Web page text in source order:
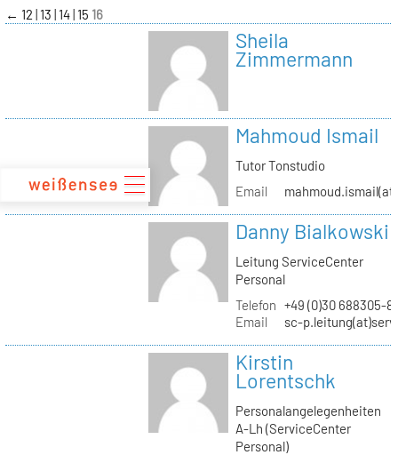
zum
Inhalt
← 12 13 14 15 16
Sheila
Zimmermann
Mahmoud Ismail
Tutor Tonstudio
Email
Danny Bialkowski
Leitung ServiceCenter
Personal
Telefon +49 (0)30 688305-
Email
sc-
Kirstin
Lorentschk
Personalangelegenheiten
A-Lh (ServiceCenter
Personal)